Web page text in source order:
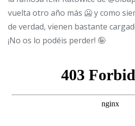
vuelta otro año más 🥶 y como
de verdad, vienen bastante
¡No os lo podéis perder! 🤪